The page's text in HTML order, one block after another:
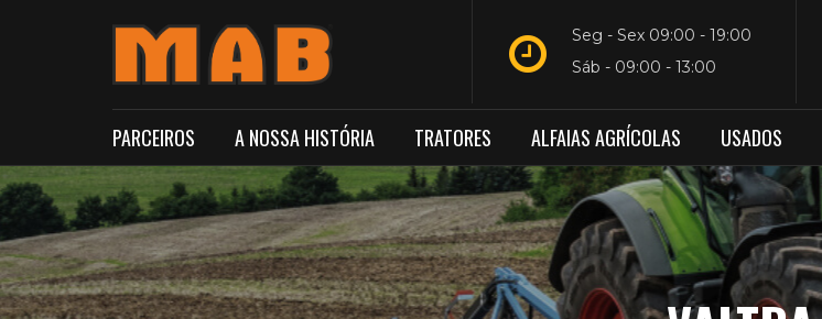
Seg - Sex 09:00 - 19:00
Sáb - 09:00 - 13:00
PARCEIROS A NOSSA HISTÓRIA TRATORES ALFAIAS AGRÍCOLAS USADOS